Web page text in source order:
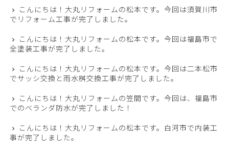
こんにちは！大丸リフォームの松本です。今回は須賀川市
でリフォーム工事が完了しました。
こんにちは！大丸リフォームの松本です。今回は福島市で
全塗装工事が完了しました。
こんにちは！大丸リフォームの松本です。今回は二本松市
でサッシ交換と雨水桝交換工事が完了しました。
こんにちは！大丸リフォームの笠間です。今回は、福島市
でのベランダ防水が完了しました！
こんにちは！大丸リフォームの松本です。白河市で内装工
事が完了しました。